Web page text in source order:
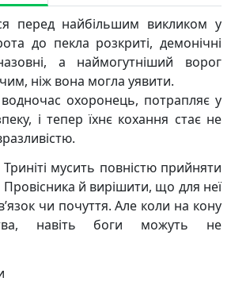
перед найбільшим викликом у
до пекла розкриті, демонічні
а наймогутніший ворог
ніж вона могла уявити.
водночас охоронець, потрапляє у
і тепер їхнє кохання стає не
Триніті мусить повністю прийняти
й вирішити, що для неї
чи почуття. Але коли на кону
навіть боги можуть не